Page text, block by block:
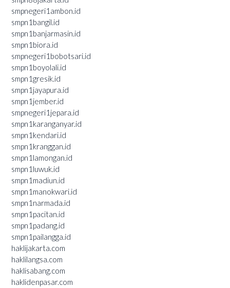
smpnegeri1ambon.id
smpn1bangil.id
smpn1banjarmasin.id
smpn1biora.id
smpnegeri1bobotsari.id
smpn1boyolali.id
smpn1gresik.id
smpn1jayapura.id
smpn1jember.id
smpnegeri1jepara.id
smpn1karanganyar.id
smpn1kendari.id
smpn1kranggan.id
smpn1lamongan.id
smpn1luwuk.id
smpn1madiun.id
smpn1manokwari.id
smpn1narmada.id
smpn1pacitan.id
smpn1padang.id
smpn1pailangga.id
haklijakarta.com
haklilangsa.com
haklisabang.com
haklidenpasar.com